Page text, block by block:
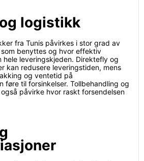
logistikk
fra Tunis påvirkes i stor grad av
benyttes og hvor effektiv
hele leveringskjeden. Direktefly og
kan redusere leveringstiden, mens
og ventetid på
føre til forsinkelser. Tollbehandling og
påvirke hvor raskt forsendelsen